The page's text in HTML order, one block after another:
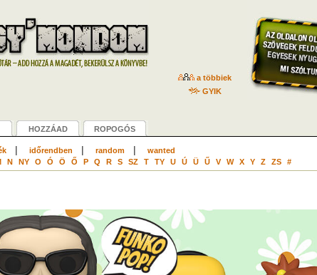
a többiek
GYIK
HOZZÁAD ROPOGÓS
| időrendben | random|
wanted
N NY O Ó Ö Ő P Q R S SZ T TY U Ú Ü Ű V W X Y Z ZS #